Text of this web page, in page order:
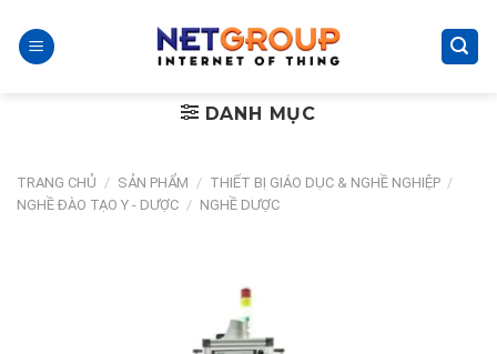
content
DANH MỤC
TRANG CHỦ / SẢN PHẨM / THIẾT BỊ GIÁO DỤC & NGHỀ NGHIỆP /
NGHỀ ĐÀO TẠO Y - DƯỢC / NGHỀ DƯỢC